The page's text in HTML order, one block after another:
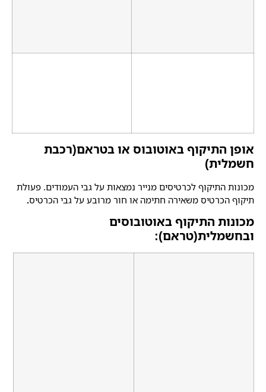
אופן התיקוף באוטובוס או בטראם(רכבת
חשמלית)
מכונות התיקוף לכרטיסים מנייר נמצאות על גבי העמודים. פעולת
תיקוף הכרטיס משאירה חתימה או חור מרובע על גבי הכרטיס.
מכונות התיקוף באוטובוסים
ובחשמלית(טראם):